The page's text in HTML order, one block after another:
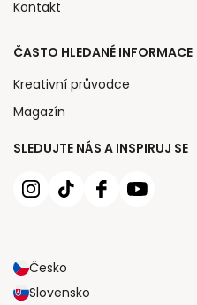
SLEDUJTE NÁS A INSPIRUJ SE
Česko
Slovensko
Kontakt
ČASTO HLEDANÉ INFORMACE
Kreativní průvodce
Magazín